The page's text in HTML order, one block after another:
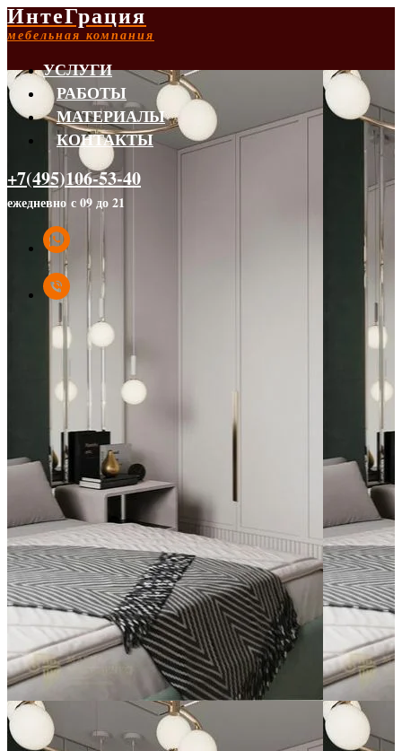
ИнтеГрация
мебельная компания
УСЛУГИ
РАБОТЫ
МАТЕРИАЛЫ
КОНТАКТЫ
+7(495)106-53-40
ежедневно с 09 до 21